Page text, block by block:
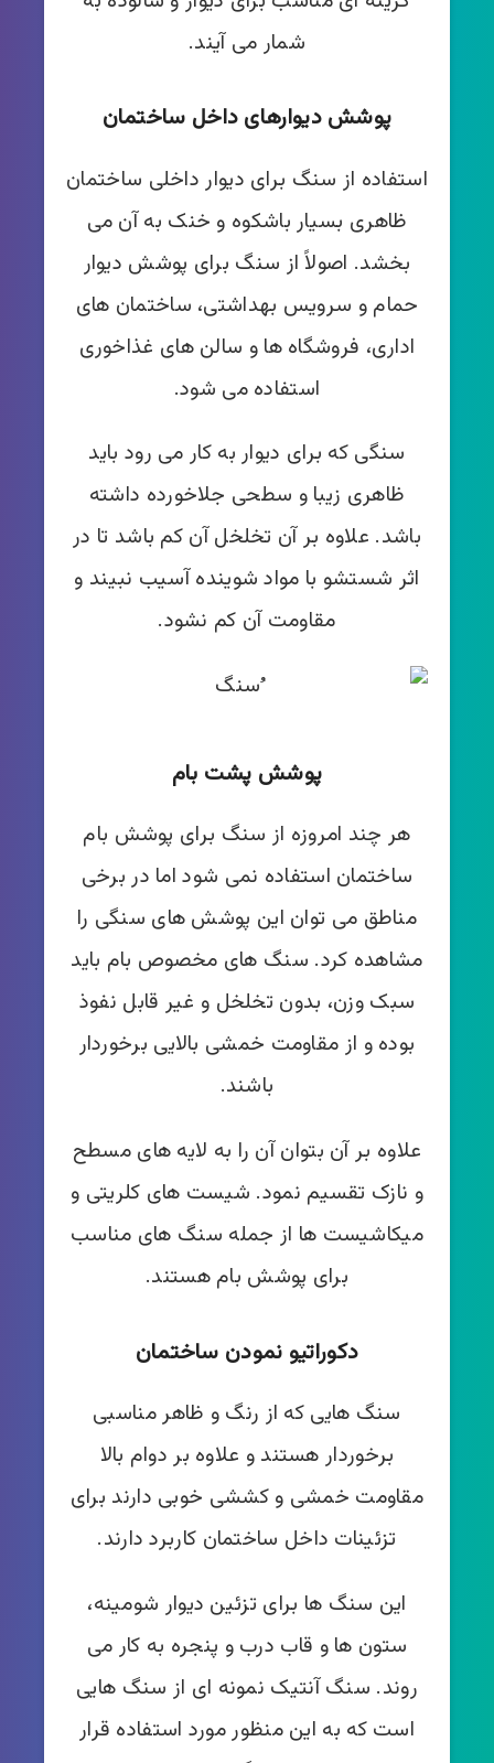
شمار می آیند.
پوشش دیوارهای داخل ساختمان
استفاده از سنگ برای دیوار داخلی ساختمان
ظاهری بسیار باشکوه و خنک به آن می
بخشد. اصولاً از سنگ برای پوشش دیوار
حمام و سرویس بهداشتی، ساختمان های
اداری، فروشگاه ها و سالن های غذاخوری
استفاده می شود.
سنگی که برای دیوار به کار می رود باید
ظاهری زیبا و سطحی جلاخورده داشته
باشد. علاوه بر آن تخلخل آن کم باشد تا در
اثر شستشو با مواد شوینده آسیب نبیند و
مقاومت آن کم نشود.
پوشش پشت بام
هر چند امروزه از سنگ برای پوشش بام
ساختمان استفاده نمی شود اما در برخی
مناطق می توان این پوشش های سنگی را
مشاهده کرد. سنگ های مخصوص بام باید
سبک وزن، بدون تخلخل و غیر قابل نفوذ
بوده و از مقاومت خمشی بالایی برخوردار
باشند.
علاوه بر آن بتوان آن را به لایه های مسطح
و نازک تقسیم نمود. شیست های کلریتی و
میکاشیست ها از جمله سنگ های مناسب
برای پوشش بام هستند.
دکوراتیو نمودن ساختمان
سنگ هایی که از رنگ و ظاهر مناسبی
برخوردار هستند و علاوه بر دوام بالا
مقاومت خمشی و کششی خوبی دارند برای
تزئینات داخل ساختمان کاربرد دارند.
این سنگ ها برای تزئین دیوار شومینه،
ستون ها و قاب درب و پنجره به کار می
روند. سنگ آنتیک نمونه ای از سنگ هایی
است که به این منظور مورد استفاده قرار